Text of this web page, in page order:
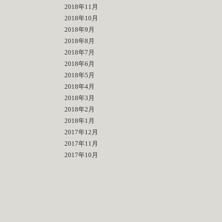
2018年11月
2018年10月
2018年9月
2018年8月
2018年7月
2018年6月
2018年5月
2018年4月
2018年3月
2018年2月
2018年1月
2017年12月
2017年11月
2017年10月